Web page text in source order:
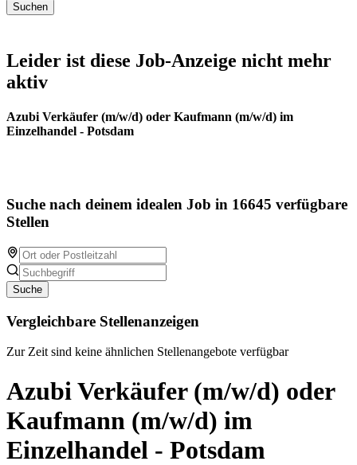
Leider ist diese Job-Anzeige nicht mehr
aktiv
Azubi Verkäufer (m/w/d) oder Kaufmann (m/w/d) im
Einzelhandel - Potsdam
Suche nach deinem idealen Job in 16645 verfügbare
Stellen
Suche
Vergleichbare Stellenanzeigen
Zur Zeit sind keine ähnlichen Stellenangebote verfügbar
Azubi Verkäufer (m/w/d) oder
Kaufmann (m/w/d) im
Einzelhandel - Potsdam